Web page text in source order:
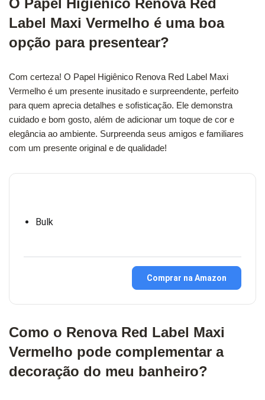
O Papel Higiênico Renova Red
Label Maxi Vermelho é uma boa
opção para presentear?
Com certeza! O Papel Higiênico Renova Red Label Maxi
Vermelho é um presente inusitado e surpreendente, perfeito
para quem aprecia detalhes e sofisticação. Ele demonstra
cuidado e bom gosto, além de adicionar um toque de cor e
elegância ao ambiente. Surpreenda seus amigos e familiares
com um presente original e de qualidade!
Bulk
Comprar na Amazon
Como o Renova Red Label Maxi
Vermelho pode complementar a
decoração do meu banheiro?